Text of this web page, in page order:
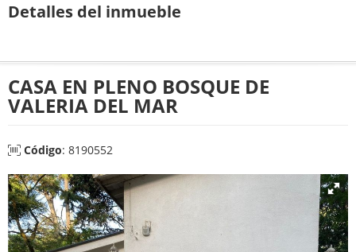
Detalles del inmueble
CASA EN PLENO BOSQUE DE
VALERIA DEL MAR
Código: 8190552